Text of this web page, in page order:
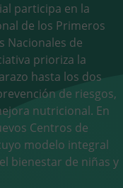
participa en la
de los Primeros
Nacionales de
prioriza la
hasta los dos
de riesgos,
nutricional. En
Centros de
modelo integral
bienestar de niñas y